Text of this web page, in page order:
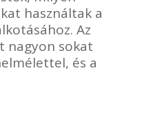
használtak a
Az
nagyon sokat
és a